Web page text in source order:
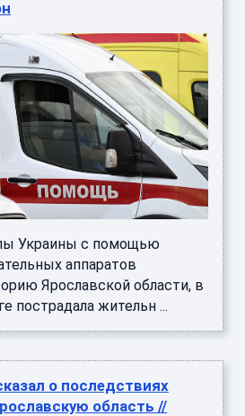
Украины с помощью
аппаратов
Ярославской области, в
пострадала жительн ...
о последствиях
область //